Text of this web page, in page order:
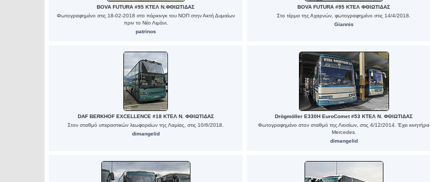
BOVA FUTURA #95 ΚΤΕΛ Ν.ΦΘΙΩΤΙΔΑΣ
Φωτογραφημένο στις 18-02-2018 στο πάρκινγκ του ΝΟΠ στην Ακτή Δυμαίων
πριν το Νέο Λιμάνι.
patrinos
BOVA FUTURA #95 ΚΤΕΛ ΦΘΙΩΤΙΔΑΣ
Στο τέρμα της Αχαρνών, φωτογραφημένο στις 14/4/2018.
Giannis
DAF BERKHOF EXCELLENCE #18 ΚΤΕΛ Ν. ΦΘΙΩΤΙΔΑΣ
Στον σταθμό υπεραστικών λεωφορείων της Λαμίας, στις 10/6/2018.
dimangelid
Drögmöller E330H EuroComet #53 ΚΤΕΛ Ν. ΦΘΙΩΤΙΔΑΣ
Φωτογραφημένο στον σταθμό της Λιοσίων, στις 4/12/2014. Έχει κινητήρα
Mercedes.
dimangelid